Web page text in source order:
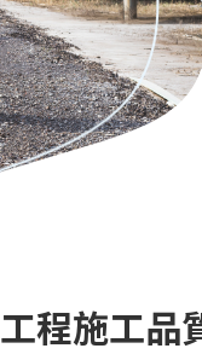
工程施工品